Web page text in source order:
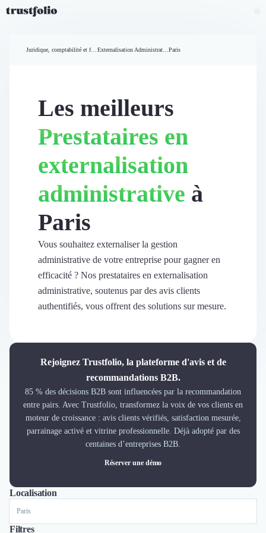
Widgets d'avis
Partage d’avis multicanal
Vidéo de témoignage
Révéler le réseau
Vitrine & média
Suivi du ROI
Voir tous nos avis clients
Demander une démo
Connexion
Formation
Teambuilding
Marque Employeur
Conseil en Management et Organisation
Portage Salarial
Responsabilité Sociétale des Entreprises (RSE)
Marketplace de freelance
Coaching
Accueil
Juridique, comptabilité et finances Externalisation Administrative Paris
Les meilleurs
Prestataires en
externalisation
administrative à
Paris
Vous souhaitez externaliser la gestion
administrative de votre entreprise pour gagner en
efficacité ? Nos prestataires en externalisation
administrative, soutenus par des avis clients
authentifiés, vous offrent des solutions sur mesure.
Rejoignez Trustfolio, la plateforme d'avis et de
recommandations B2B.
85 % des décisions B2B sont influencées par la recommandation
entre pairs. Avec Trustfolio, transformez la voix de vos clients en
moteur de croissance : avis clients vérifiés, satisfaction mesurée,
parrainage activé et vitrine professionnelle. Déjà adopté par des
centaines d’entreprises B2B.
Réserver une démo
Localisation
ToutLyonParis
Filtres